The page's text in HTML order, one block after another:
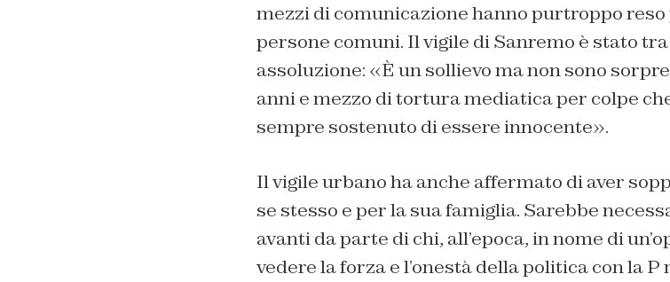
mezzi di comunicazione hanno purtroppo
persone comuni. Il vigile di Sanremo è stato
assoluzione: «È un sollievo ma non sono
anni e mezzo di tortura mediatica per colpe
sempre sostenuto di essere innocente».
Il vigile urbano ha anche affermato di aver
se stesso e per la sua famiglia. Sarebbe
avanti da parte di chi, all’epoca, in nome di
vedere la forza e l’onestà della politica con la